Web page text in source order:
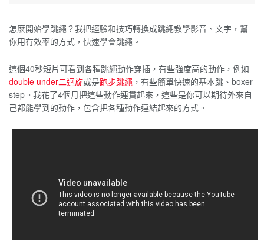
怎麼開始學跳繩？我把經驗和技巧轉換成跳繩教學影音、文字，幫
你用有效率的方式，快速學會跳繩。
這個40秒短片可看到各種跳繩動作穿插，有些強度高的動作，例如
double under二迴旋或是跑步跳繩 ，有些簡單快速的基本跳、boxer
step。我花了4個月把這些動作連貫起來，這些是你可以期待外來自
己都能學到的動作，包含把各種動作連結起來的方式。